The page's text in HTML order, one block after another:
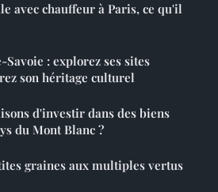
avec chauffeur à Paris, ce qu'il
Savoie : explorez ses sites
son héritage culturel
d'investir dans des biens
du Mont Blanc ?
graines aux multiples vertus